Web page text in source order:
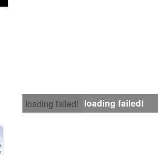
loading failed! loading failed!